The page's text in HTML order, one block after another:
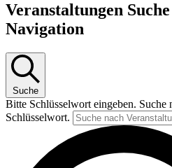
Veranstaltungen
Navigation
Suche
Bitte Schlüsselwort eingeben. Suche
Schlüsselwort.